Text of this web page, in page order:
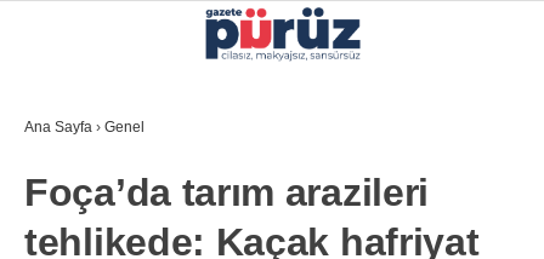
25.7
YEREL YÖNETIMLER
GÜNCEL
Ana Sayfa › Genel
Foça’da tarım arazileri
tehlikede: Kaçak hafriyat